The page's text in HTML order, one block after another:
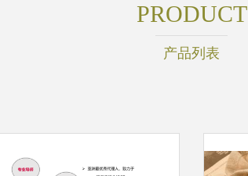
PRODUCT
产品列表